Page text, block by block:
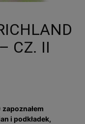
CZ. II
i podkładek,